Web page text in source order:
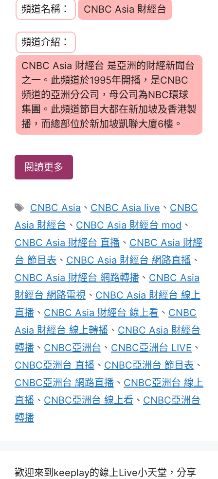
頻道名稱： CNBC Asia 財經台
頻道介紹：
CNBC Asia 財經台 是亞洲的財經新聞台
之一。此頻道於1995年開播，是CNBC
頻道的亞洲分公司，母公司為NBC環球
集團。此頻道節目大都在新加坡及香港製
播，而總部位於新加坡凱聯大廈6樓。
閱讀更多
標
籤
CNBC Asia 、 CNBC Asia live 、 CNBC
Asia 財經台 、 CNBC Asia 財經台 mod 、
CNBC Asia 財經台 直播 、 CNBC Asia 財經
台 節目表 、 CNBC Asia 財經台 網路直播 、
CNBC Asia 財經台 網路轉播 、 CNBC Asia
財經台 網路電視 、 CNBC Asia 財經台 線上
直播 、 CNBC Asia 財經台 線上看 、 CNBC
Asia 財經台 線上轉播 、 CNBC Asia 財經台
轉播 、 CNBC亞洲台 、 CNBC亞洲台 LIVE 、
CNBC亞洲台 直播 、 CNBC亞洲台 節目表 、
CNBC亞洲台 網路直播 、 CNBC亞洲台 線上
直播 、 CNBC亞洲台 線上看 、 CNBC亞洲台
轉播
歡迎來到keeplay的線上Live小天堂，分享